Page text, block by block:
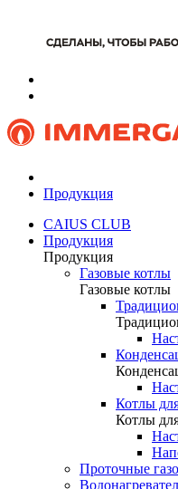
Продукция
CAIUS CLUB
Продукция
Продукция
Газовые котлы
Газовые котлы
Котлы
Котлы
Проточные